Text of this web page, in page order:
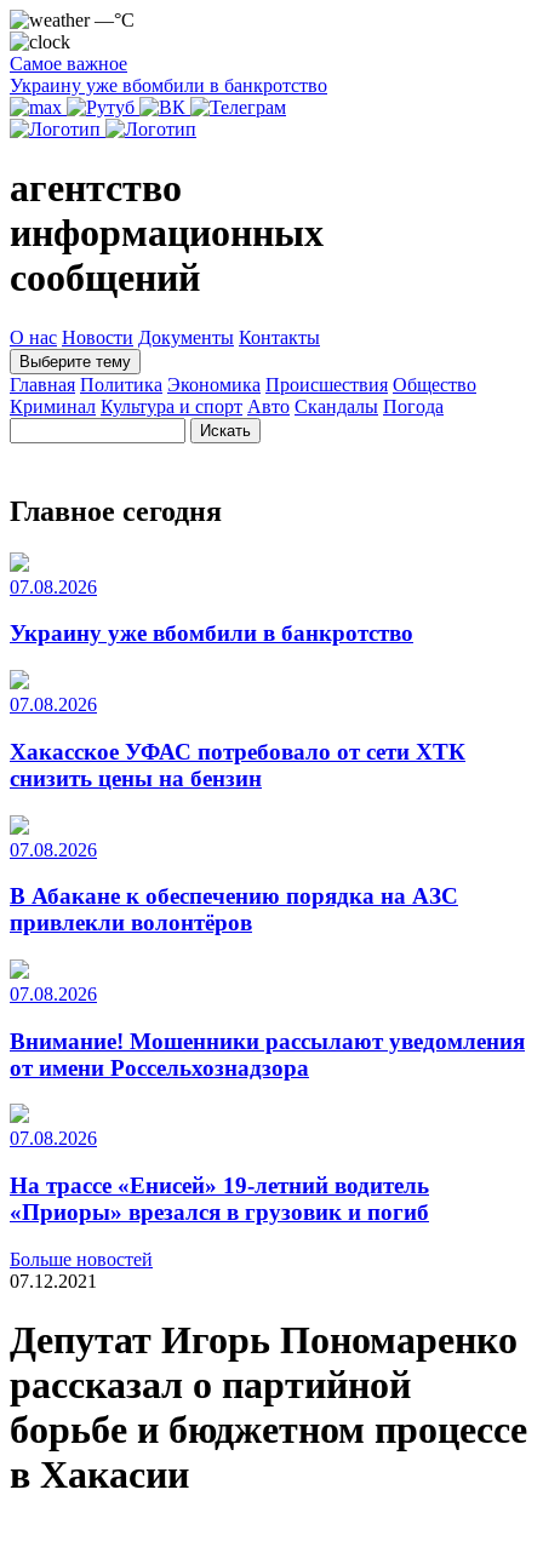
—°C
Самое важное
Украину уже вбомбили в банкротство
агентство
информационных
сообщений
О нас Новости Документы Контакты
Выберите тему
Главная Политика Экономика Происшествия Общество
Криминал Культура и спорт Авто Скандалы Погода
Главное сегодня
07.08.2026
Украину уже вбомбили в банкротство
07.08.2026
Хакасское УФАС потребовало от сети ХТК
снизить цены на бензин
07.08.2026
В Абакане к обеспечению порядка на АЗС
привлекли волонтёров
07.08.2026
Внимание! Мошенники рассылают уведомления
от имени Россельхознадзора
07.08.2026
На трассе «Енисей» 19-летний водитель
«Приоры» врезался в грузовик и погиб
Больше новостей
07.12.2021
Депутат Игорь Пономаренко
рассказал о партийной
борьбе и бюджетном процессе
в Хакасии